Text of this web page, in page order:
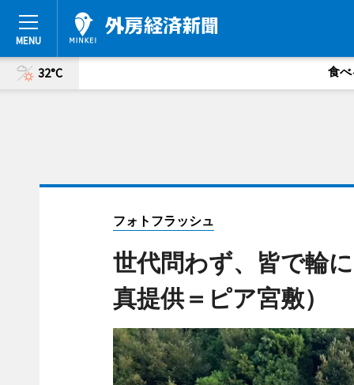
32°C 食べ
フォトフラッシュ
世代問わず、皆で輪
真提供＝ピア宮敷）